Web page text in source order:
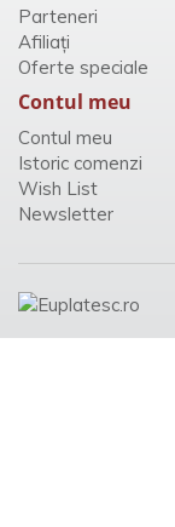
Parteneri
Afiliaţi
Oferte speciale
Contul meu
Contul meu
Istoric comenzi
Wish List
Newsletter